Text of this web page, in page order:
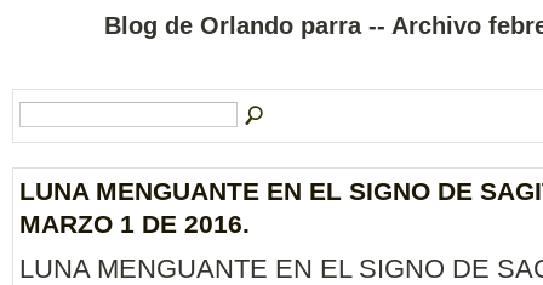
Blog de Orlando parra -- Archivo
LUNA MENGUANTE EN EL SIGNO DE
MARZO 1 DE 2016.
LUNA MENGUANTE EN EL SIGNO DE